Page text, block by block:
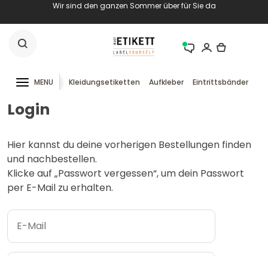
Wir sind den ganzen Sommer über für Sie da
MENU Kleidungsetiketten Aufkleber Eintrittsbänder
Login
Hier kannst du deine vorherigen Bestellungen finden
und nachbestellen.
Klicke auf „Passwort vergessen“, um dein Passwort
per E-Mail zu erhalten.